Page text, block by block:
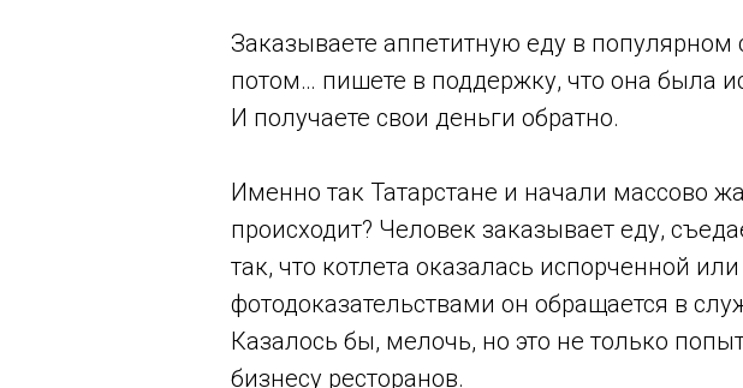
Заказываете аппетитную еду в популярном
потом… пишете в поддержку, что она была
И получаете свои деньги обратно.
Именно так Татарстане и начали массово
происходит? Человек заказывает еду,
так, что котлета оказалась испорченной
фотодоказательствами он обращается в
Казалось бы, мелочь, но это не только
бизнесу ресторанов.